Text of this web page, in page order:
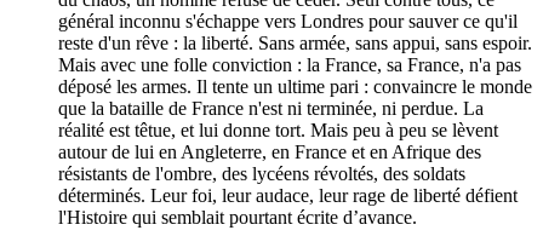
général inconnu s'échappe vers Londres pour sauver ce qu'il
reste d'un rêve : la liberté. Sans armée, sans appui, sans espoir.
Mais avec une folle conviction : la France, sa France, n'a pas
déposé les armes. Il tente un ultime pari : convaincre le monde
que la bataille de France n'est ni terminée, ni perdue. La
réalité est têtue, et lui donne tort. Mais peu à peu se lèvent
autour de lui en Angleterre, en France et en Afrique des
résistants de l'ombre, des lycéens révoltés, des soldats
déterminés. Leur foi, leur audace, leur rage de liberté défient
l'Histoire qui semblait pourtant écrite d’avance.